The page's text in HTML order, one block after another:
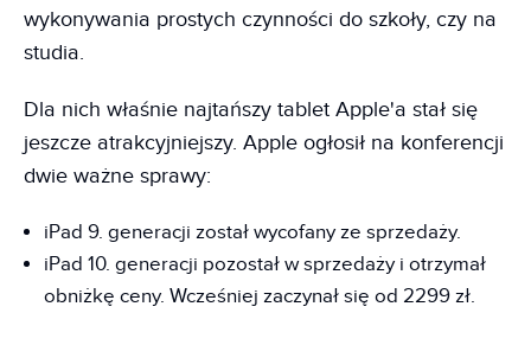
wykonywania prostych czynności do szkoły, czy na
studia.
Dla nich właśnie najtańszy tablet Apple'a stał się
jeszcze atrakcyjniejszy. Apple ogłosił na konferencji
dwie ważne sprawy:
iPad 9. generacji został wycofany ze sprzedaży.
iPad 10. generacji pozostał w sprzedaży i otrzymał
obniżkę ceny. Wcześniej zaczynał się od 2299 zł.